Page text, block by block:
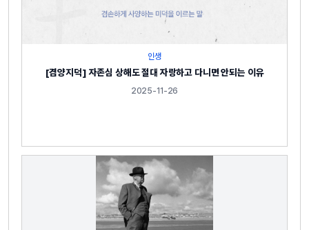
인생
[겸양지덕] 자존심 상해도 절대 자랑하고 다니면 안되는 이유
2025-11-26